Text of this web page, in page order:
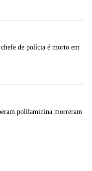
de polícia é morto em
polilaminina morreram